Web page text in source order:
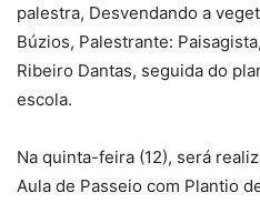
palestra, Desvendando a
Búzios, Palestrante:
Ribeiro Dantas, seguida do
escola.
Na quinta-feira (12), será
Aula de Passeio com Plantio